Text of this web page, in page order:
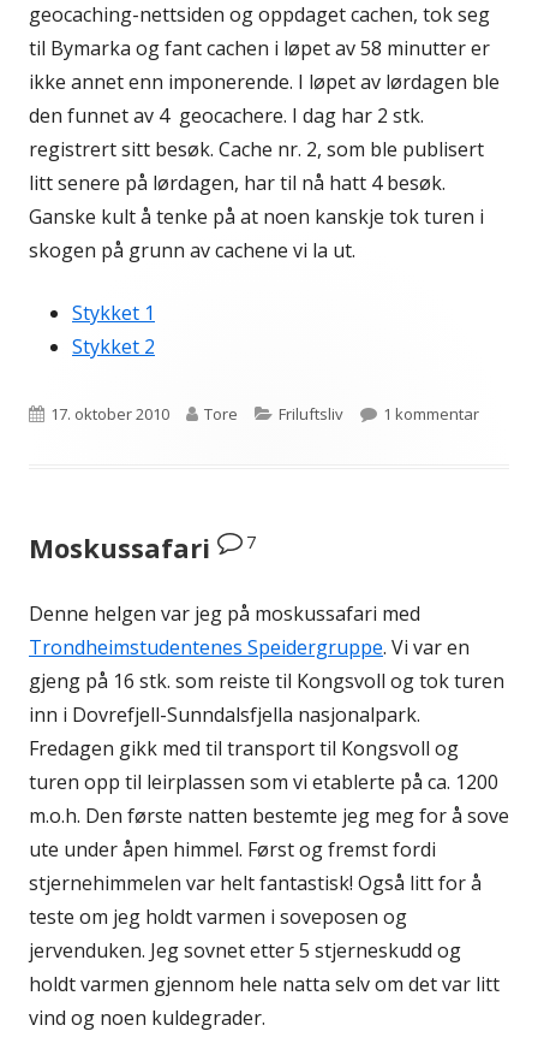
geocaching-nettsiden og oppdaget cachen, tok seg
til Bymarka og fant cachen i løpet av 58 minutter er
ikke annet enn imponerende. I løpet av lørdagen ble
den funnet av 4 geocachere. I dag har 2 stk.
registrert sitt besøk. Cache nr. 2, som ble publisert
litt senere på lørdagen, har til nå hatt 4 besøk.
Ganske kult å tenke på at noen kanskje tok turen i
skogen på grunn av cachene vi la ut.
Stykket 1
Stykket 2
Publisert
17. oktober 2010 Forfatter
Tore Kategorier
Friluftsliv 1 kommentartil
Moskussafari 7
Denne helgen var jeg på moskussafari med
Trondheimstudentenes Speidergruppe. Vi var en
gjeng på 16 stk. som reiste til Kongsvoll og tok turen
inn i Dovrefjell-Sunndalsfjella nasjonalpark.
Fredagen gikk med til transport til Kongsvoll og
turen opp til leirplassen som vi etablerte på ca. 1200
m.o.h. Den første natten bestemte jeg meg for å sove
ute under åpen himmel. Først og fremst fordi
stjernehimmelen var helt fantastisk! Også litt for å
teste om jeg holdt varmen i soveposen og
jervenduken. Jeg sovnet etter 5 stjerneskudd og
holdt varmen gjennom hele natta selv om det var litt
vind og noen kuldegrader.